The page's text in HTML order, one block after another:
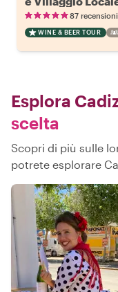
87 recensioni
WINE & BEER TOUR
Esplora
scelta
Scopri di più sulle
potrete esplorare